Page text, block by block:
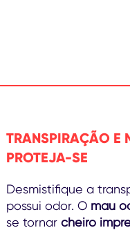
TRANSPIRAÇÃO E
PROTEJA-SE
Desmistifique a
possui odor. O mau
se tornar cheiro